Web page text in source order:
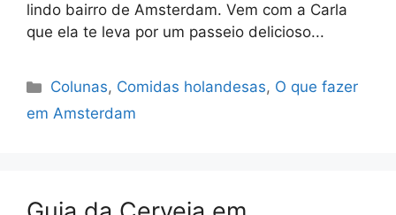
lindo bairro de Amsterdam. Vem com a Carla
que ela te leva por um passeio delicioso...
Categorias
Colunas, Comidas holandesas, O que fazer
em Amsterdam